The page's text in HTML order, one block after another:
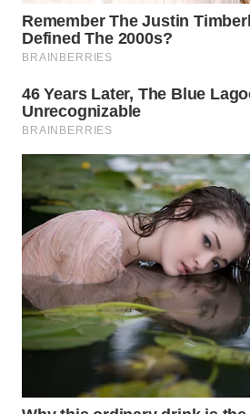
TANJUNG
LESUNG
WN
KARO
WN
SIMALUNGUN
WN
LABUHANBATU
WN
TAPANULI
TENGAH
SERDANG